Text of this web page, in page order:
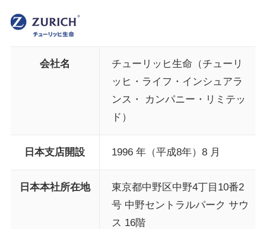
会社名
チューリッヒ生命（チューリ
ッヒ・ライフ・インシュアラ
ンス・ カンパニー・リミテッ
ド）
日本支店開設 1996 年（平成8年）8 月
日本本社所在地
東京都中野区中野4丁目10番2
号 中野セントラルパーク サウ
ス 16階